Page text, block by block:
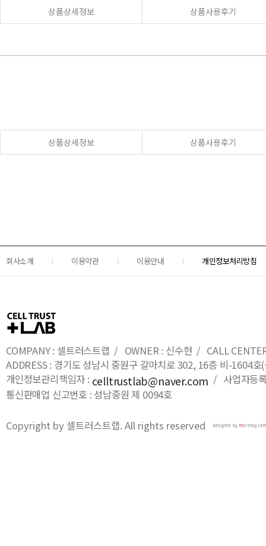
상품상세정보 상품사용후기
상품상세정보 상품사용후기
회사소개 이용약관 이용안내 개인정보처리방침
COMPANY : 셀트러스트랩 / OWNER : 신수현 / CALL
ADDRESS : 경기도 성남시 중원구 갈마치로 302, 16층 비-1604
개인정보관리책임자 : celltrustlab@naver.com / 사업자등
통신판매업 신고번호 : 성남중원 제 0094호
Copyright by 셀트러스트랩. All rights reserved